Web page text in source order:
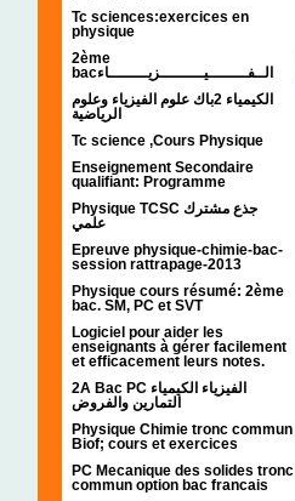
Tc sciences:exercices en
physique
2ème
bacالــفــــــــيـــــــــزيــــــــاء
الكيمياء 2باك علوم الفيزياء وعلوم
الرياضية
Tc science ,Cours Physique
Enseignement Secondaire
qualifiant: Programme
Physique TCSC جذع مشترك
علمي
Epreuve physique-chimie-bac-
session rattrapage-2013
Physique cours résumé: 2ème
bac. SM, PC et SVT
Logiciel pour aider les
enseignants à gérer facilement
et efficacement leurs notes.
2A Bac PC الفيزياء الكيمياء
التمارين والفروض
Physique Chimie tronc commun
Biof; cours et exercices
PC Mecanique des solides tronc
commun option bac francais